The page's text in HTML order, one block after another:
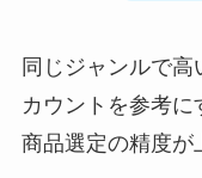
同じジャンルで
カウントを参考
商品選定の精度が